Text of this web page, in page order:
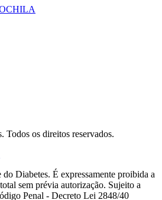
os direitos reservados.
Diabetes. É expressamente proibida a
sem prévia autorização. Sujeito a
Penal - Decreto Lei 2848/40